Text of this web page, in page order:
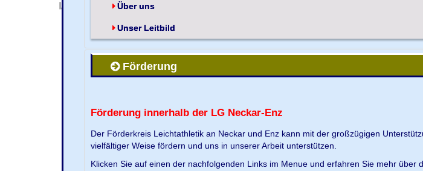
Über uns
Unser Leitbild
Förderung
Förderung innerhalb der LG Neckar-Enz
Der Förderkreis Leichtathletik an Neckar und Enz kann mit der großzügigen
vielfältiger Weise fördern und uns in unserer Arbeit unterstützen.
Klicken Sie auf einen der nachfolgenden Links im Menue und erfahren Sie mehr über